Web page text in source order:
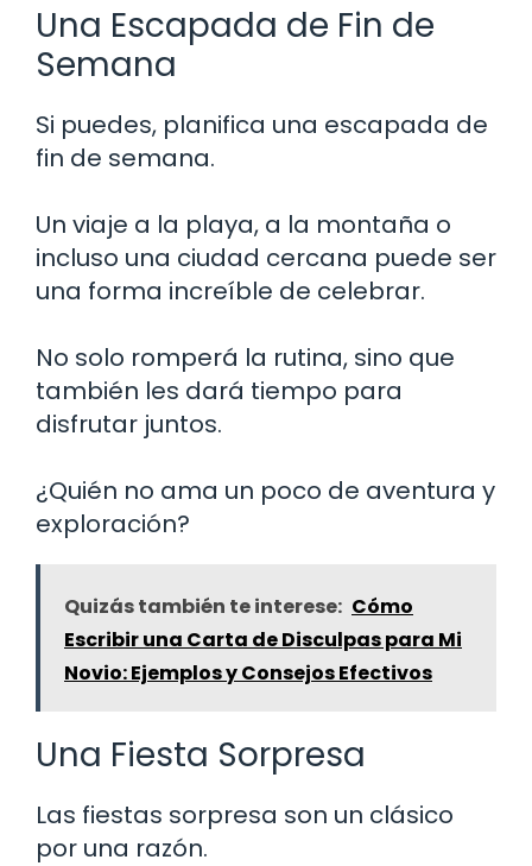
Una Escapada de Fin de
Semana
Si puedes, planifica una escapada de
fin de semana.
Un viaje a la playa, a la montaña o
incluso una ciudad cercana puede ser
una forma increíble de celebrar.
No solo romperá la rutina, sino que
también les dará tiempo para
disfrutar juntos.
¿Quién no ama un poco de aventura y
exploración?
Quizás también te interese: Cómo
Escribir una Carta de Disculpas para Mi
Novio: Ejemplos y Consejos Efectivos
Una Fiesta Sorpresa
Las fiestas sorpresa son un clásico
por una razón.